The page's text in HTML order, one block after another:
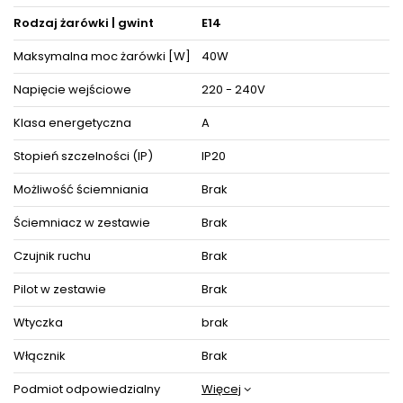
Rodzaj żarówki | gwint
E14
Maksymalna moc żarówki [W]
40W
Napięcie wejściowe
220 - 240V
Klasa energetyczna
A
Stopień szczelności (IP)
IP20
Możliwość ściemniania
Brak
Ściemniacz w zestawie
Brak
Czujnik ruchu
Brak
Pilot w zestawie
Brak
Wtyczka
brak
Włącznik
Brak
Podmiot odpowiedzialny
Więcej